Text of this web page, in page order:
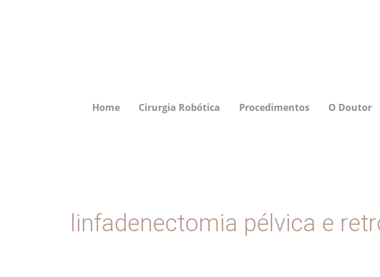
Home Cirurgia Robótica Procedimentos O Doutor
linfadenectomia pélvica e